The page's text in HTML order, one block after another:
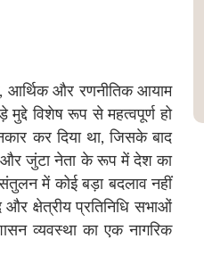
आर्थिक और रणनीतिक आयाम
विशेष रूप से महत्वपूर्ण हो
कर दिया था, जिसके बाद
और जुंटा नेता के रूप में देश का
में कोई बड़ा बदलाव नहीं
क्षेत्रीय प्रतिनिधि सभाओं
व्यवस्था का एक नागरिक